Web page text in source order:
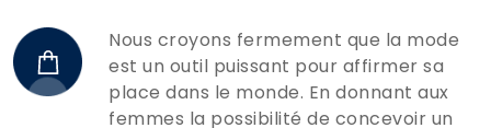
Nous croyons fermement que la mode
est un outil puissant pour affirmer sa
place dans le monde. En donnant aux
femmes la possibilité de concevoir un